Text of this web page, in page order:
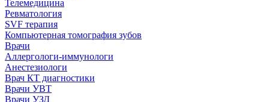
Телемедицина
Ревматология
SVF терапия
Компьютерная томография зубов
Врачи
Аллергологи-иммунологи
Анестезиологи
Врач КТ диагностики
Врачи УВТ
Врачи УЗД